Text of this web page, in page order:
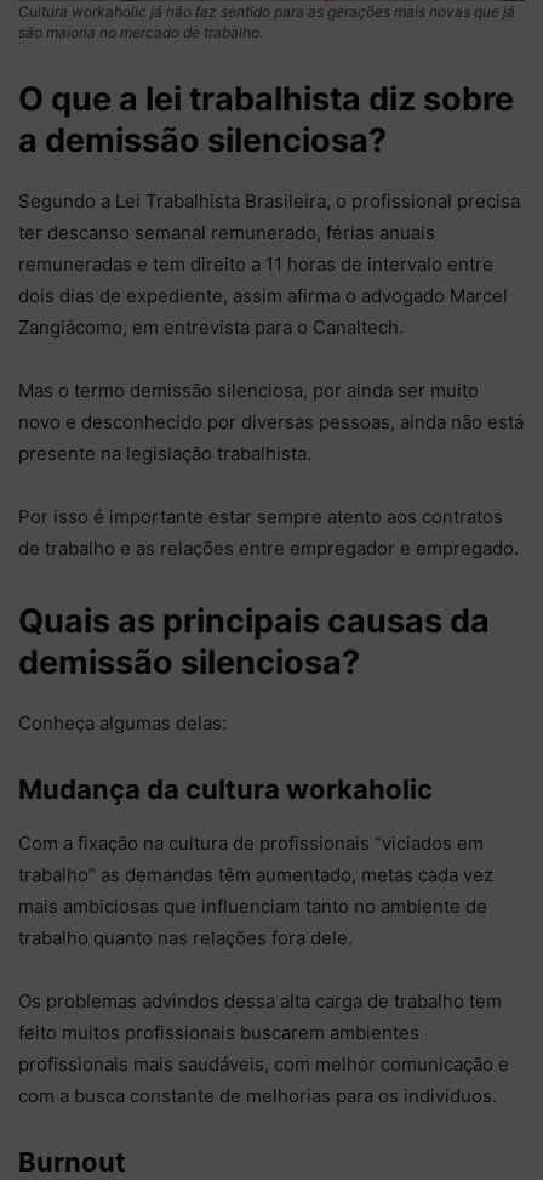
Cultura workaholic já não faz sentido para as gerações mais novas que já
são maioria no mercado de trabalho.
O que a lei trabalhista diz sobre
a demissão silenciosa?
Segundo a Lei Trabalhista Brasileira, o profissional precisa
ter descanso semanal remunerado, férias anuais
remuneradas e tem direito a 11 horas de intervalo entre
dois dias de expediente, assim afirma o advogado Marcel
Zangiácomo, em entrevista para o Canaltech.
Mas o termo demissão silenciosa, por ainda ser muito
novo e desconhecido por diversas pessoas, ainda não está
presente na legislação trabalhista.
Por isso é importante estar sempre atento aos contratos
de trabalho e as relações entre empregador e empregado.
Quais as principais causas da
demissão silenciosa?
Conheça algumas delas:
Mudança da cultura workaholic
Com a fixação na cultura de profissionais “viciados em
trabalho” as demandas têm aumentado, metas cada vez
mais ambiciosas que influenciam tanto no ambiente de
trabalho quanto nas relações fora dele.
Os problemas advindos dessa alta carga de trabalho tem
feito muitos profissionais buscarem ambientes
profissionais mais saudáveis, com melhor comunicação e
com a busca constante de melhorias para os indivíduos.
Burnout